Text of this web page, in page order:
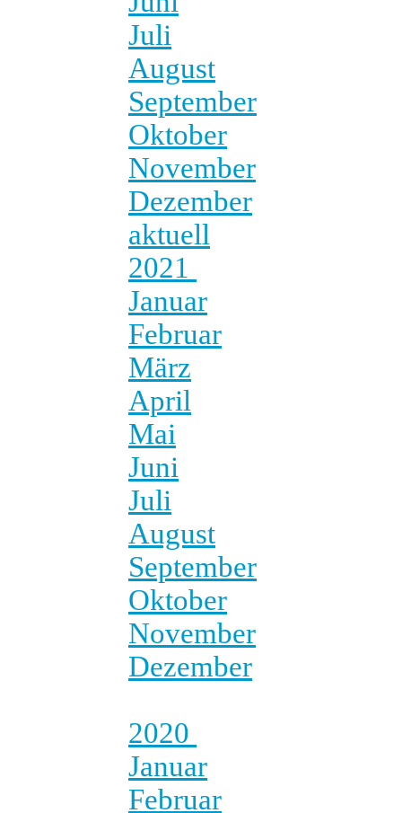
Juli
August
September
Oktober
November
Dezember
aktuell
2021
Januar
Februar
März
April
Mai
Juni
Juli
August
September
Oktober
November
Dezember
2020
Januar
Februar